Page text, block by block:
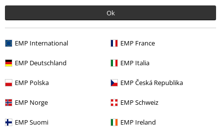
Ok
EMP International EMP France
EMP Deutschland EMP Italia
EMP Polska EMP Česká Republika
EMP Norge EMP Schweiz
EMP Suomi EMP Ireland